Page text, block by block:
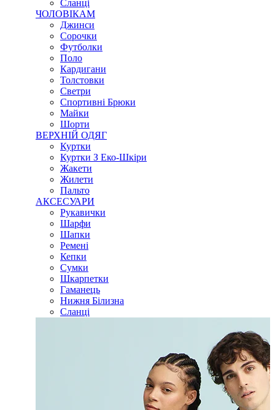
Сланці
ЧОЛОВІКАМ
Джинси
Сорочки
Футболки
Поло
Кардигани
Толстовки
Светри
Спортивні Брюки
Майки
Шорти
ВЕРХНІЙ ОДЯГ
Куртки
Куртки З Еко-Шкіри
Жакети
Жилети
Пальто
АКСЕСУАРИ
Рукавички
Шарфи
Шапки
Ремені
Кепки
Сумки
Шкарпетки
Гаманець
Нижня Білизна
Сланці